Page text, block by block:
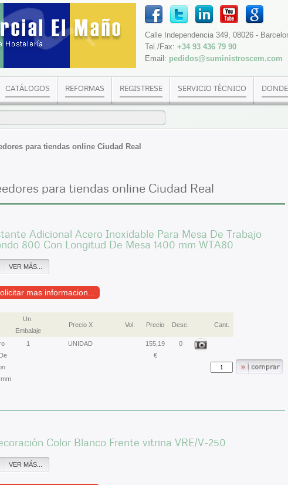
Calle Independencia 349, 08026 -
Tel./Fax: +34 93 436 79 90
Email: pedidos@suministroscem.com
CATÁLOGOS REFORMAS REGISTRESE SERVICIO TÉCNICO
para tiendas online Ciudad Real
para tiendas online Ciudad Real
Adicional Acero Inoxidable Para Mesa De Trabajo
800 Con Longitud De Mesa 1400 mm WTA80
VER MÁS...
mas informacion...
Un.
Embalaje
Precio X Vol. Precio Desc. Cant.
1 UNIDAD
155,19
€
0
Color Blanco Frente vitrina VRE/V-250
VER MÁS...